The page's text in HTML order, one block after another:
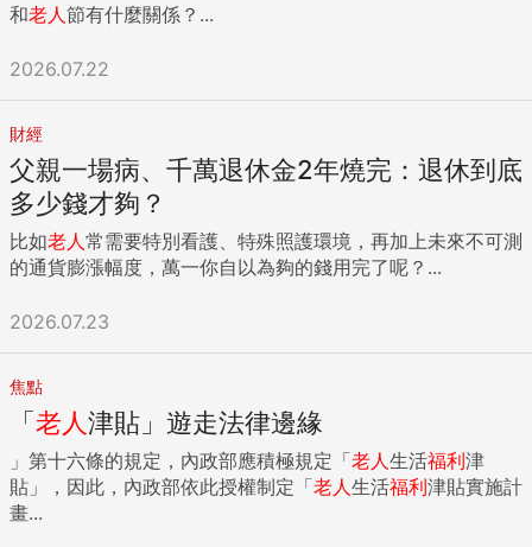
和老人 節有什麼關係？...
2026.07.22
財經
父親一場病、千萬退休金2年燒完：退休到底
多少錢才夠？
比如老人 常需要特別看護、特殊照護環境，再加上未來不可測
的通貨膨漲幅度，萬一你自以為夠的錢用完了呢？...
2026.07.23
焦點
「老人津貼」遊走法律邊緣
」第十六條的規定，內政部應積極規定「老人 生活福利津
貼」，因此，內政部依此授權制定「老人 生活福利津貼實施計
畫...